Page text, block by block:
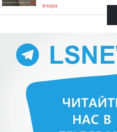
вчера